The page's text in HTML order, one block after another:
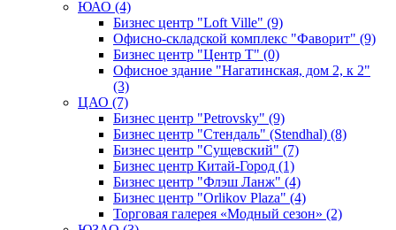
ЮАО (4)
Бизнес центр "Loft Ville" (9)
Офисно-складской комплекс "Фаворит" (9)
Бизнес центр "Центр Т" (0)
Офисное здание "Нагатинская, дом 2, к 2"
(3)
ЦАО (7)
Бизнес центр "Petrovsky" (9)
Бизнес центр "Стендаль" (Stendhal) (8)
Бизнес центр "Сущевский" (7)
Бизнес центр Китай-Город (1)
Бизнес центр "Флэш Ланж" (4)
Бизнес центр "Orlikov Plaza" (4)
Торговая галерея «Модный сезон» (2)